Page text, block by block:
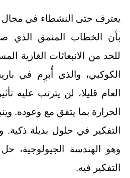
يعترف حتى النشطاء في مجال
بأن الخطاب المنمق الذي
للحد من الانبعاثات الغازية
الكوكبي، والذي أُبرِم في
العام قليلا، لن يترتب عليه
الحرارة بما يتفق مع وعوده.
التفكير في حلول بديلة ذكية.
وهو الهندسة الجيولوجية،
التفكير فيه.